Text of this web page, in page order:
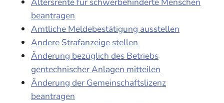
beantragen
Amtliche Meldebestätigung ausstellen
Andere Strafanzeige stellen
Änderung bezüglich des Betriebs
gentechnischer Anlagen mitteilen
Änderung der Gemeinschaftslizenz
beantragen